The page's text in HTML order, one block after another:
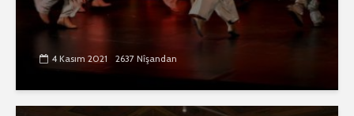
4 Kasım 2021 2637 Nîşandan